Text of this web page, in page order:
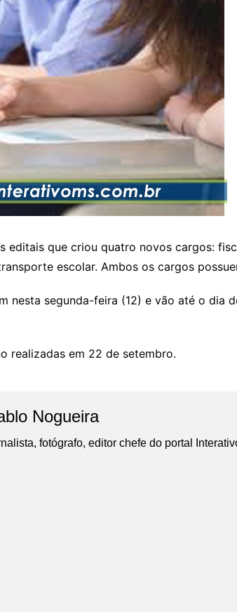
editais que criou quatro novos cargos:
escolar. Ambos os cargos
nesta segunda-feira (12) e vão até o dia
realizadas em 22 de setembro.
Nogueira
fotógrafo, editor chefe do portal